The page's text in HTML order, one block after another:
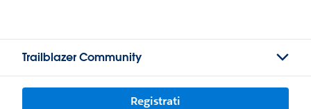
Trailblazer Community
Registrati